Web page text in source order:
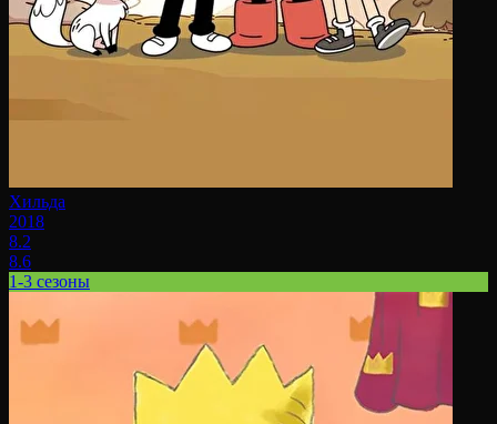
Хильда
2018
8.2
8.6
1-3 сезоны